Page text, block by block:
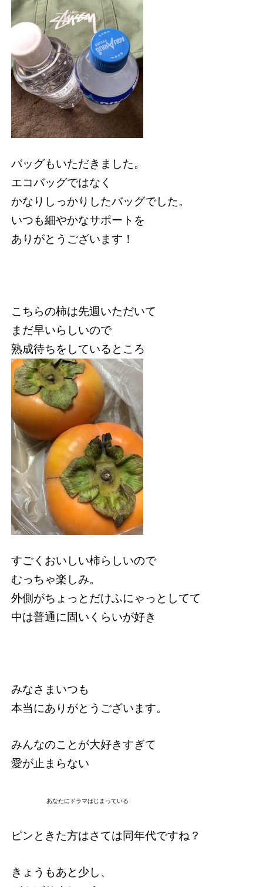
バッグもいただきました。
エコバッグではなく
かなりしっかりしたバッグでした。
いつも細やかなサポートを
ありがとうございます！
こちらの柿は先週いただいて
まだ早いらしいので
熟成待ちをしているところ
すごくおいしい柿らしいので
むっちゃ楽しみ。
外側がちょっとだけふにゃっとしてて
中は普通に固いくらいが好き
みなさまいつも
本当にありがとうございます。
みんなのことが大好きすぎて
愛が止まらない
あなたにドラマはじまっている
ピンときた方はさては同年代ですね？
きょうもあと少し、